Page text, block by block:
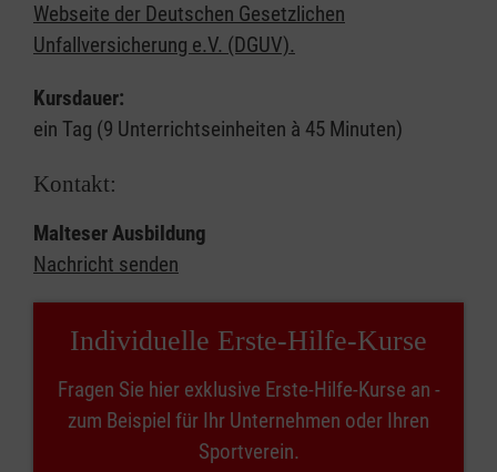
Webseite der Deutschen Gesetzlichen
Unfallversicherung e.V. (DGUV).
Kursdauer:
ein Tag (9 Unterrichtseinheiten à 45 Minuten)
Kontakt:
Malteser Ausbildung
Nachricht senden
Individuelle Erste-Hilfe-Kurse
Fragen Sie hier exklusive Erste-Hilfe-Kurse an -
zum Beispiel für Ihr Unternehmen oder Ihren
Sportverein.